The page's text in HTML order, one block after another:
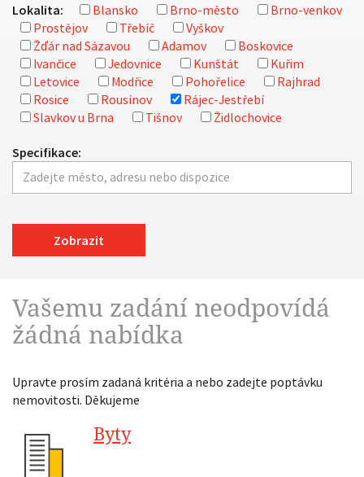
Lokalita: Blansko Brno-město
Brno-venkov
Prostějov
Třebíč
Vyškov
Žďár nad Sázavou
Adamov
Boskovice
Ivančice
Jedovnice Kunštát
Kuřim
Letovice
Modřice Pohořelice
Rajhrad
Rosice
Rousínov
Rájec-Jestřebí
Slavkov u Brna
Tišnov Židlochovice
Specifikace:
Zobrazit
Vašemu zadání neodpovídá
žádná nabídka
Upravte prosím zadaná kritéria a nebo zadejte poptávku
nemovitosti. Děkujeme
Byty